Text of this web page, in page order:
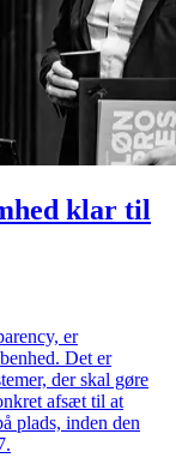
klar til
er
Det er
der skal gøre
afsæt til at
plads, inden den